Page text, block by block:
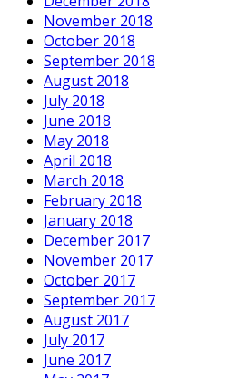
November 2018
October 2018
September 2018
August 2018
July 2018
June 2018
May 2018
April 2018
March 2018
February 2018
January 2018
December 2017
November 2017
October 2017
September 2017
August 2017
July 2017
June 2017